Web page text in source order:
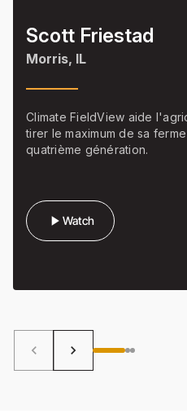
Scott Friestad
Morris, IL
Climate FieldView aide
tirer le maximum de sa
quatrième génération.
Watch
play_arrow
keyboard_arrow_left keyboard_arrow_right